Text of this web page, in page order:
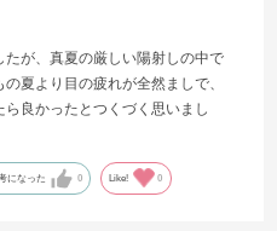
が、真夏の厳しい陽射しの中で
夏より目の疲れが全然ましで、
良かったとつくづく思いまし
になった 0 Like! 0